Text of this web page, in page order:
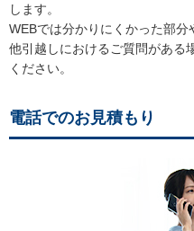
します。
WEBでは分かりにくかった部
他引越しにおけるご質問がある
ください。
電話でのお見積もり